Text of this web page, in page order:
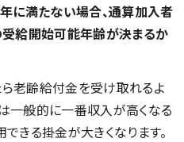
に満たない場合、通算加入者
給開始可能年齢が決まるか
ら老齢給付金を受け取れるよ
一般的に一番収入が高くなる
きる掛金が大きくなります。